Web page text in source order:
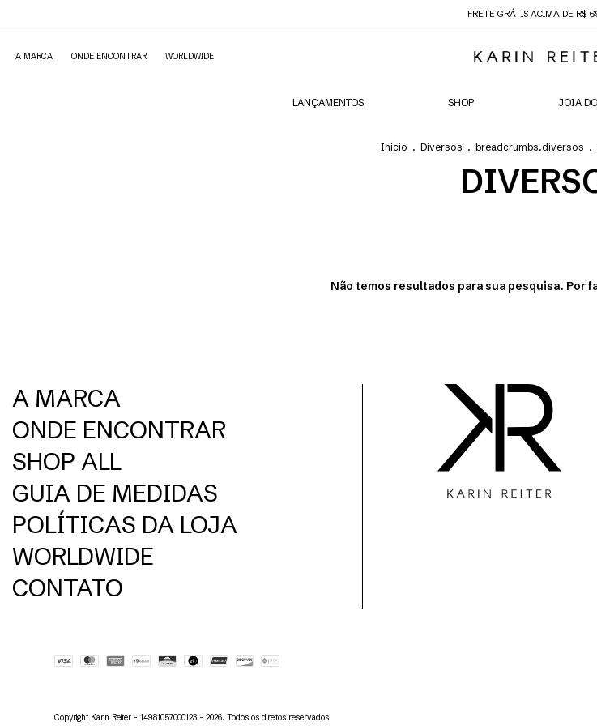
FRETE GRÁTIS ACIMA DE R$
A MARCA ONDE ENCONTRAR WORLDWIDE
LANÇAMENTOS SHOP JOIA
Início . Diversos . breadcrumbs.diversos .
Não temos resultados para sua pesquisa. Por
A MARCA
ONDE ENCONTRAR
SHOP ALL
GUIA DE MEDIDAS
POLÍTICAS DA LOJA
WORLDWIDE
CONTATO
Copyright Karin Reiter - 14981057000123 - 2026. Todos os direitos reservados.